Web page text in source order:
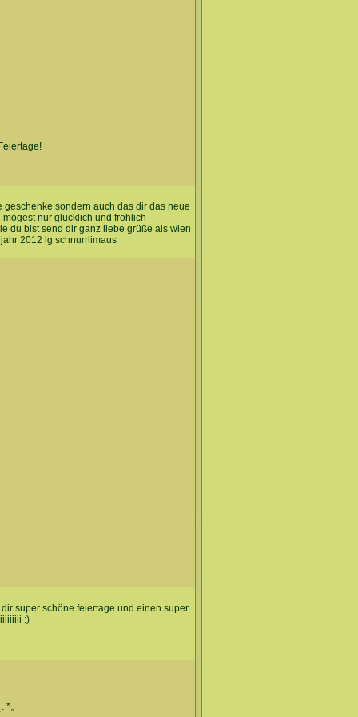
sondern auch das dir das neue
nur glücklich und fröhlich
du bist send dir ganz liebe grüße ais wien
2012 lg schnurrlimaus
super schöne feiertage und einen super
:)
*。